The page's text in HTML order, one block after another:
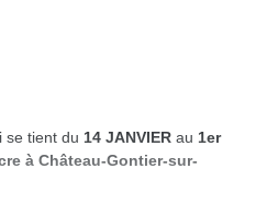
se tient du 14 JANVIER au 1er
à Château-Gontier-sur-